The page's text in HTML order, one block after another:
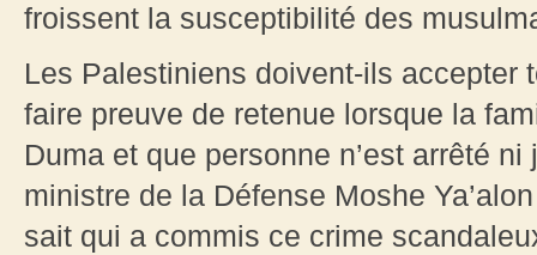
froissent la susceptibilité des
Les Palestiniens doivent-ils accepter
faire preuve de retenue lorsque la
Duma et que personne n’est arrêté
ministre de la Défense Moshe
sait qui a commis ce crime